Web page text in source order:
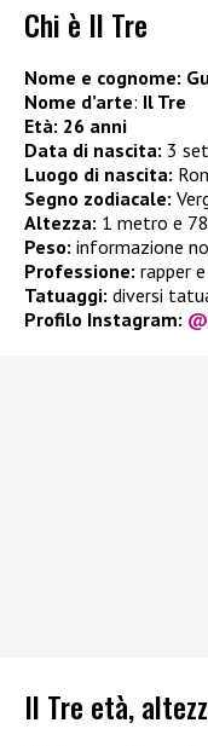
Chi è Il Tre
Nome e cognome:
Nome d’arte: Il Tre
Età: 26 anni
Data di nascita: 3
Luogo di nascita:
Segno zodiacale:
Altezza: 1 metro e
Peso: informazione
Professione: rapper
Tatuaggi: diversi
Profilo Instagram:
Il Tre età,